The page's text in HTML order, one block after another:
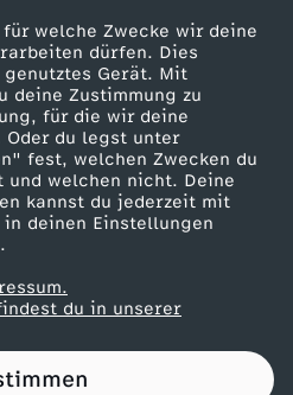
welche Zwecke wir deine
dürfen. Dies
Gerät. Mit
deine Zustimmung zu
für die wir deine
du legst unter
fest, welchen Zwecken du
und welchen nicht. Deine
kannst du jederzeit mit
deinen Einstellungen
du in unserer